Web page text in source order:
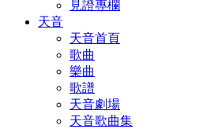
見證專欄
天音
天音首頁
歌曲
樂曲
歌譜
天音劇場
天音歌曲集